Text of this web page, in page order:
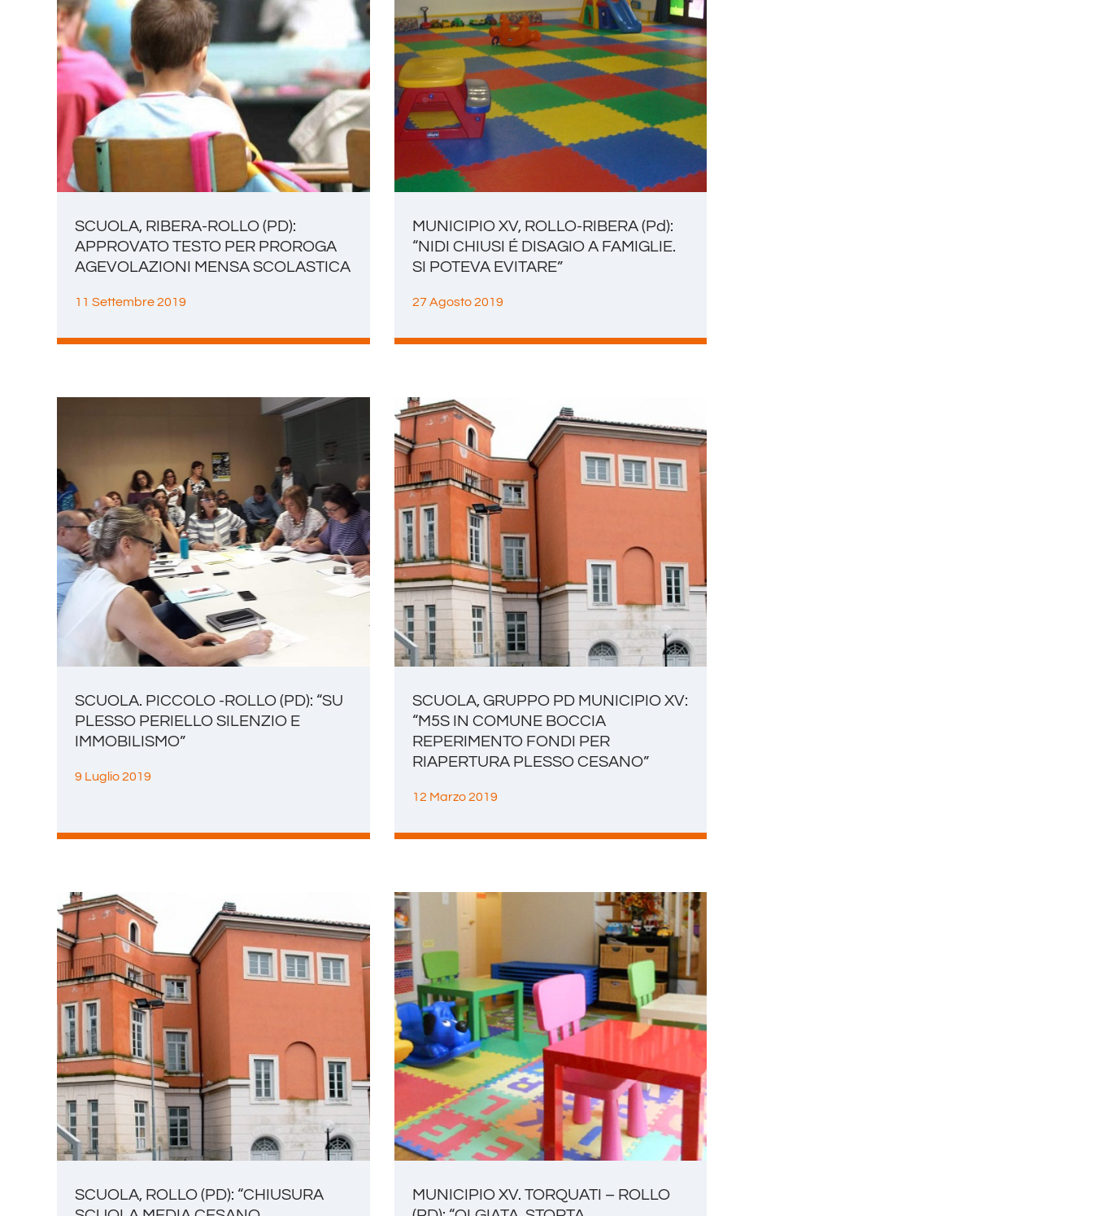
SCUOLA, RIBERA-ROLLO (PD):
APPROVATO TESTO PER PROROGA
AGEVOLAZIONI MENSA SCOLASTICA
11 Settembre 2019
MUNICIPIO XV, ROLLO-RIBERA (Pd):
“NIDI CHIUSI É DISAGIO A FAMIGLIE.
SI POTEVA EVITARE”
27 Agosto 2019
SCUOLA. PICCOLO -ROLLO (PD): “SU
PLESSO PERIELLO SILENZIO E
IMMOBILISMO”
9 Luglio 2019
SCUOLA, GRUPPO PD MUNICIPIO XV:
“M5S IN COMUNE BOCCIA
REPERIMENTO FONDI PER
RIAPERTURA PLESSO CESANO”
12 Marzo 2019
SCUOLA, ROLLO (PD): “CHIUSURA
MUNICIPIO XV. TORQUATI – ROLLO